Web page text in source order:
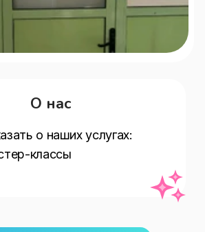
О нас
о наших услугах:
классы